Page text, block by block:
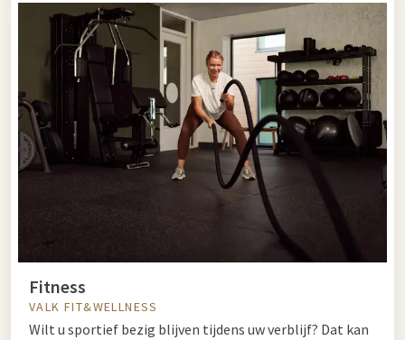
Fitness
VALK FIT&WELLNESS
Wilt u sportief bezig blijven tijdens uw verblijf? Dat kan